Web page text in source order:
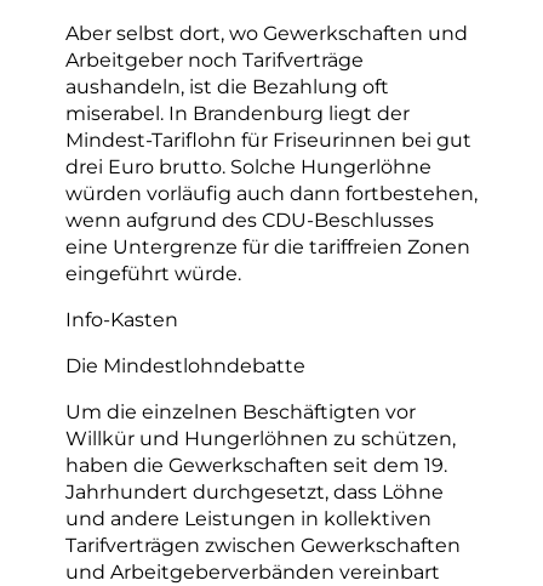
Aber selbst dort, wo Gewerkschaften und
Arbeitgeber noch Tarifverträge
aushandeln, ist die Bezahlung oft
miserabel. In Brandenburg liegt der
Mindest-Tariflohn für Friseurinnen bei gut
drei Euro brutto. Solche Hungerlöhne
würden vorläufig auch dann fortbestehen,
wenn aufgrund des CDU-Beschlusses
eine Untergrenze für die tariffreien Zonen
eingeführt würde.
Info-Kasten
Die Mindestlohndebatte
Um die einzelnen Beschäftigten vor
Willkür und Hungerlöhnen zu schützen,
haben die Gewerkschaften seit dem 19.
Jahrhundert durchgesetzt, dass Löhne
und andere Leistungen in kollektiven
Tarifverträgen zwischen Gewerkschaften
und Arbeitgeberverbänden vereinbart